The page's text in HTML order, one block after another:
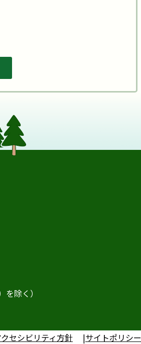
除く）
セシビリティ方針 サイトポリシー